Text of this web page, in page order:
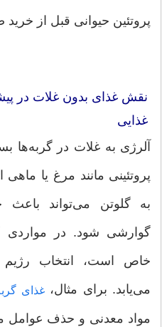
پروتئین حیوانی قبل از
نقش غذای بدون غلات در
غذایی
آلرژی به غلات در گربه‌ها
پروتئینی مانند مرغ یا
به گلوتن می‌تواند
گوارشی شود. در مواردی
خاص است، انتخاب
می‌یابد. برای مثال،غذای
مواد معدنی و حذف عوامل